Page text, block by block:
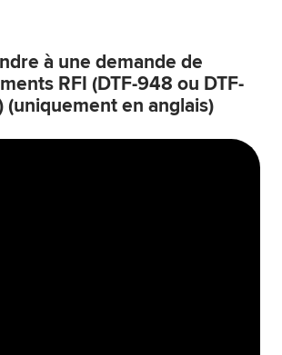
à une demande de
RFI (DTF-948 ou DTF-
(uniquement en anglais)